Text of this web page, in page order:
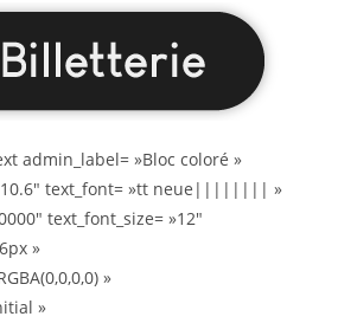
admin_label= »Bloc coloré »
text_font= »tt neue|||||||| »
text_font_size= »12″
»
»
»